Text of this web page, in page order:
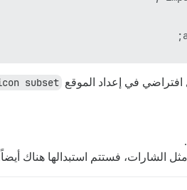
subset
الشارات، فستتم استبدالها هناك